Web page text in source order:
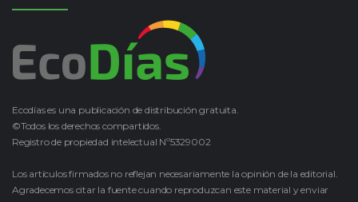
Ecodías es una publicación de distribución gratuita.
©Todos los derechos compartidos.
Registro de propiedad intelectual Nº5329002
Los artículos firmados no reflejan necesariamente la opinión de la editorial.
Agradecemos citar la fuente cuando reproduzcan este material y enviar